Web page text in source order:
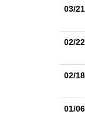
03/
02/
02/
01/